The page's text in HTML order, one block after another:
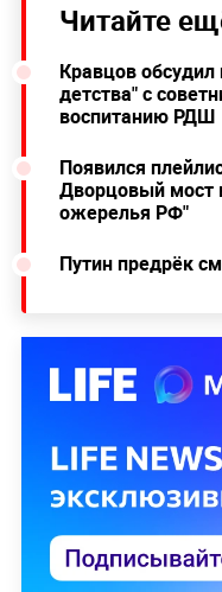
Читайте
Кравцов
детства" с
воспитанию РДШ
Появился
Дворцовый мост
ожерелья РФ"
Путин предрёк